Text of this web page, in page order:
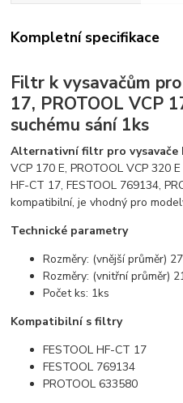
Kompletní specifikace
Filtr k vysavačům
17, PROTOOL VCP
suchému sání 1ks
Alternativní filtr pro vysavače
VCP 170 E, PROTOOL VCP 320
HF-CT 17, FESTOOL 769134,
kompatibilní, je vhodný pro
Technické parametry
Rozměry: (vnější průměr)
Rozměry: (vnitřní průměr)
Počet ks: 1ks
Kompatibilní s filtry
FESTOOL HF-CT 17
FESTOOL 769134
PROTOOL 633580